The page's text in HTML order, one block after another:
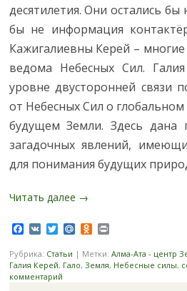
десятилетия. Они остались бы
бы не информация
Кажигалиевны Керей – многие
ведома Небесных Сил.
уровне двусторонней связи
от Небесных Сил о
будущем Земли. Здесь дана
загадочных явлений,
для понимания будущих
Читать далее →
Facebook
VKTwitterMail.RuOdnoklassniki
Print
Рубрика: Статьи | Метки: Алма-Ата - центр
Галия Керей, Гало, Земля, Небесные силы,
комментарий